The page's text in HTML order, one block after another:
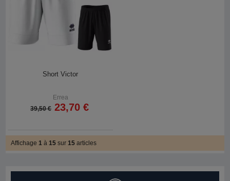
Short Victor
Errea
39,50 € 23,70 €
Affichage1à15sur15articles